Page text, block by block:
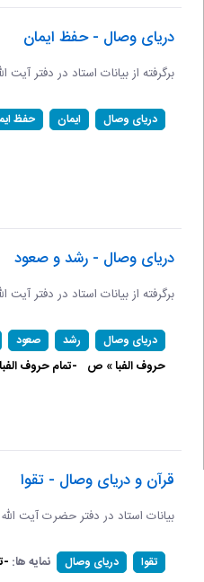
دریای وصال - حفظ ایمان
برگرفته از بیانات استاد در دفتر آیت
دریای وصال ایمان حفظ
دریای وصال - رشد و صعود
برگرفته از بیانات استاد در دفتر آیت
دریای وصال رشد صعود
حروف الفبا » ص -تمام حروف الفبا
قرآن و دریای وصال - تقوا
بیانات استاد در دفتر حضرت آیت الله
تقوا دریای وصال نمایه ها: -